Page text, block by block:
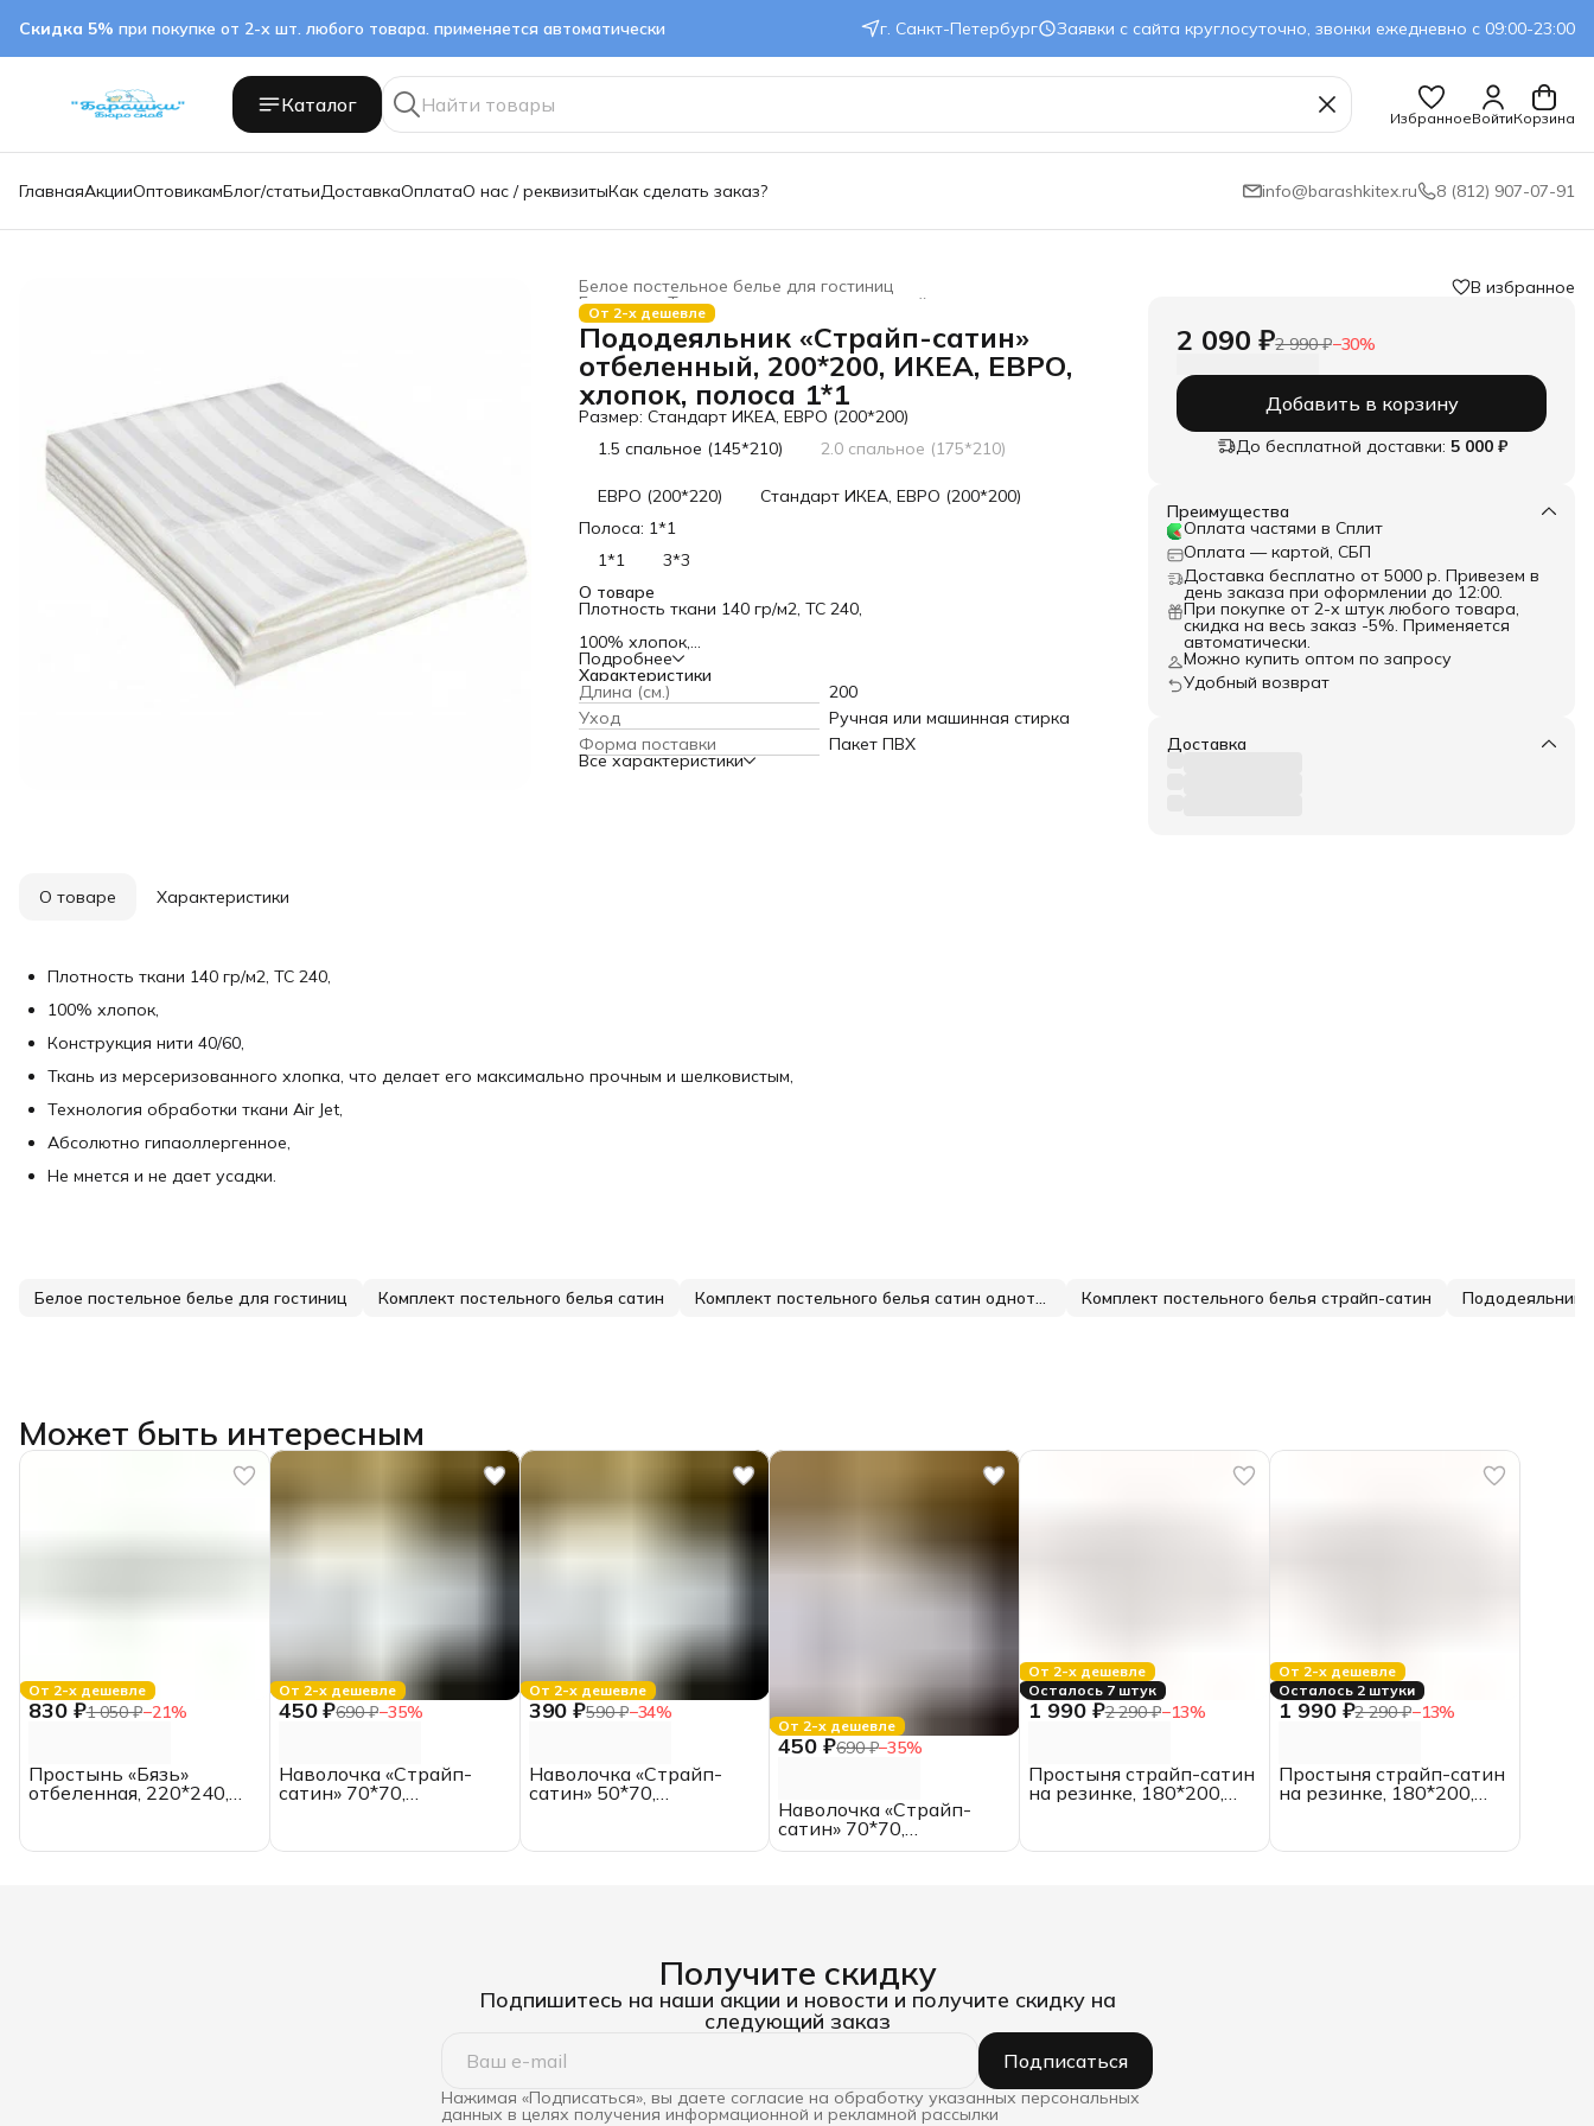
Скидка 5% при покупке от 2-х шт. любого товара. применяется автоматически г. Санкт-Петербург Заявки с сайта круглосуточно, звонки ежедневно с 09:00-23:00
Каталог
ИзбранноеВойтиКорзина
ГлавнаяАкцииОптовикамБлог/статьиДоставкаОплатаО нас / реквизитыКак сделать заказ? info@barashkitex.ru 8 (812) 907-07-91
Белое постельное белье для гостиниц
Текстиль для гостиниц и отелей
Главная ›
От 2-х дешевле
Пододеяльник «Страйп-сатин»
отбеленный, 200*200, ИКЕА, ЕВРО,
хлопок, полоса 1*1
Размер: Стандарт ИКЕА, ЕВРО (200*200)
1.5 спальное (145*210)
2.0 спальное (175*210)
ЕВРО (200*220)
Стандарт ИКЕА, ЕВРО (200*200)
Полоса: 1*1
1*1
3*3
О товаре
Плотность ткани 140 гр/м2, ТС 240,
100% хлопок,
Конструкция нити 40/60,
Ткань из мерсеризованного хлопка, что делает его
максимально прочным и шелковистым,
Технология обработки ткани Air Jet,
Подробнее
Характеристики
Длина (см.)
200
Уход
Ручная или машинная стирка
Форма поставки
Пакет ПВХ
Все характеристики
В избранное
2 090 ₽2 990 ₽−30%
Добавить в корзину
До бесплатной доставки: 5 000 ₽
Преимущества
Оплата частями в Сплит
Оплата — картой, СБП
Доставка бесплатно от 5000 р. Привезем в
день заказа при оформлении до 12:00.
При покупке от 2-х штук любого товара,
скидка на весь заказ -5%. Применяется
автоматически.
Можно купить оптом по запросу
Удобный возврат
Доставка
О товаре Характеристики
Плотность ткани 140 гр/м2, ТС 240,
100% хлопок,
Конструкция нити 40/60,
Ткань из мерсеризованного хлопка, что делает его максимально прочным и шелковистым,
Технология обработки ткани Air Jet,
Абсолютно гипаоллергенное,
Не мнется и не дает усадки.
Белое постельное белье для гостиниц Комплект постельного белья сатин Комплект постельного белья сатин однотонный Комплект постельного белья страйп-сатин Пододеяльник
Может быть интересным
От 2-х дешевле
830 ₽1 050 ₽−21%
Простынь «Бязь»
отбеленная, 220*240,
От 2-х дешевле
450 ₽690 ₽−35%
Наволочка «Страйп-
сатин» 70*70,
От 2-х дешевле
390 ₽590 ₽−34%
Наволочка «Страйп-
сатин» 50*70,
От 2-х дешевле
450 ₽690 ₽−35%
Наволочка «Страйп-
сатин» 70*70,
отбеленная, полоса 3*3
От 2-х дешевле
Осталось 7 штук
1 990 ₽2 290 ₽−13%
Простыня страйп-сатин
на резинке, 180*200,
От 2-х дешевле
Осталось 2 штуки
1 990 ₽2 290 ₽−13%
Простыня страйп-сатин
на резинке, 180*200,
Получите скидку
Подпишитесь на наши акции и новости и получите скидку на
следующий заказ
Подписаться
Нажимая «Подписаться», вы даете согласие на обработку указанных персональных
данных в целях получения информационной и рекламной рассылки